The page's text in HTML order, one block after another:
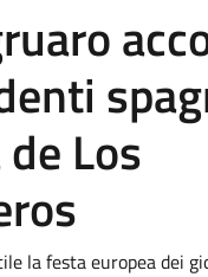
Los
la festa europea dei